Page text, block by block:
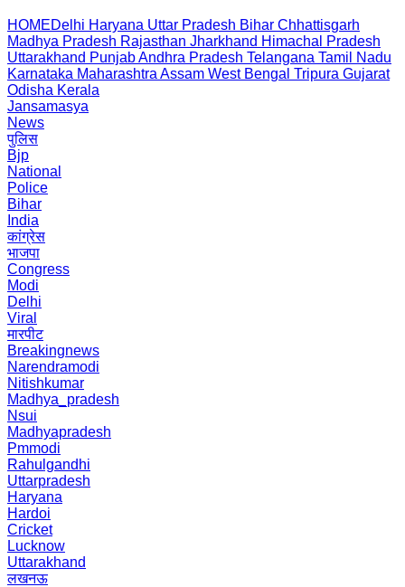
HOMEDelhi Haryana Uttar Pradesh Bihar Chhattisgarh
Madhya Pradesh Rajasthan Jharkhand Himachal Pradesh
Uttarakhand PunjabAndhra Pradesh Telangana Tamil Nadu
Karnataka Maharashtra Assam West Bengal Tripura Gujarat
Odisha Kerala
Jansamasya
News
पुलिस
Bjp
National
Police
Bihar
India
कांग्रेस
भाजपा
Congress
Modi
Delhi
Viral
मारपीट
Breakingnews
Narendramodi
Nitishkumar
Madhya_pradesh
Nsui
Madhyapradesh
Pmmodi
Rahulgandhi
Uttarpradesh
Haryana
Hardoi
Cricket
Lucknow
Uttarakhand
लखनऊ